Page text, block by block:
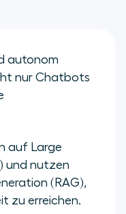
autonom
nur Chatbots
auf Large
und nutzen
(RAG),
zu erreichen.